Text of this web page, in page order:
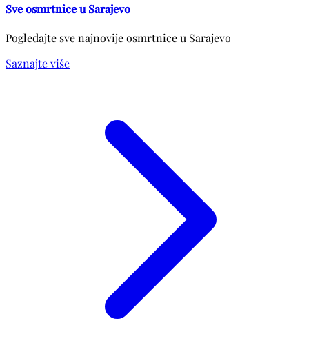
Sve osmrtnice u Sarajevo
Pogledajte sve najnovije osmrtnice u Sarajevo
Saznajte više